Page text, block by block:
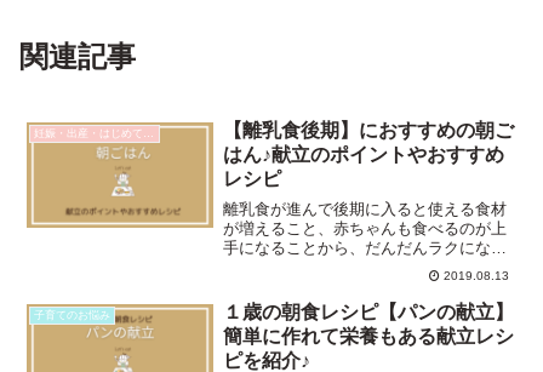
関連記事
妊娠・出産・はじめての育児
【離乳食後期】におすすめの朝ご
はん♪献立のポイントやおすすめ
レシピ
離乳食が進んで後期に入ると使える食材
が増えること、赤ちゃんも食べるのが上
手になることから、だんだんラクになり
ます。ですが、食べムラがあったり、遊
び食べをしてしまったり、献立もワンパ
ターンになりがちです。特に忙しい朝食
時の離乳食作りのポイント...
2019.08.13
子育てのお悩み
１歳の朝食レシピ【パンの献立】
簡単に作れて栄養もある献立レシ
ピを紹介♪